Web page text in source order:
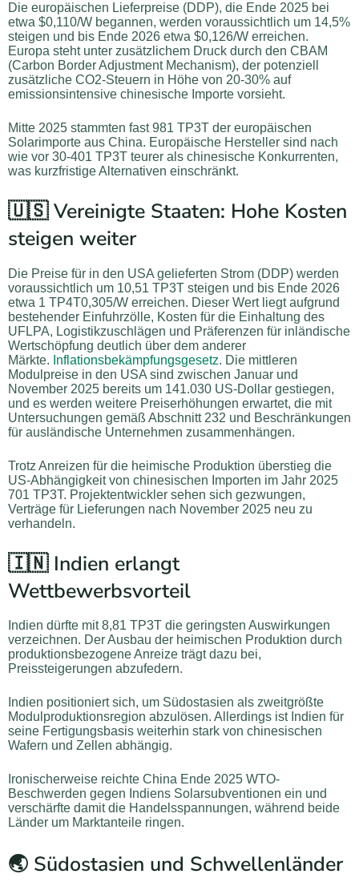
Die europäischen Lieferpreise (DDP), die Ende 2025 bei
etwa $0,110/W begannen, werden voraussichtlich um 14,5%
steigen und bis Ende 2026 etwa $0,126/W erreichen.
Europa steht unter zusätzlichem Druck durch den CBAM
(Carbon Border Adjustment Mechanism), der potenziell
zusätzliche CO2-Steuern in Höhe von 20-30% auf
emissionsintensive chinesische Importe vorsieht.
Mitte 2025 stammten fast 981 TP3T der europäischen
Solarimporte aus China. Europäische Hersteller sind nach
wie vor 30-401 TP3T teurer als chinesische Konkurrenten,
was kurzfristige Alternativen einschränkt.
🇺🇸 Vereinigte Staaten: Hohe Kosten
steigen weiter
Die Preise für in den USA gelieferten Strom (DDP) werden
voraussichtlich um 10,51 TP3T steigen und bis Ende 2026
etwa 1 TP4T0,305/W erreichen. Dieser Wert liegt aufgrund
bestehender Einfuhrzölle, Kosten für die Einhaltung des
UFLPA, Logistikzuschlägen und Präferenzen für inländische
Wertschöpfung deutlich über dem anderer
Märkte. Inflationsbekämpfungsgesetz. Die mittleren
Modulpreise in den USA sind zwischen Januar und
November 2025 bereits um 141.030 US-Dollar gestiegen,
und es werden weitere Preiserhöhungen erwartet, die mit
Untersuchungen gemäß Abschnitt 232 und Beschränkungen
für ausländische Unternehmen zusammenhängen.
Trotz Anreizen für die heimische Produktion überstieg die
US-Abhängigkeit von chinesischen Importen im Jahr 2025
701 TP3T. Projektentwickler sehen sich gezwungen,
Verträge für Lieferungen nach November 2025 neu zu
verhandeln.
🇮🇳 Indien erlangt
Wettbewerbsvorteil
Indien dürfte mit 8,81 TP3T die geringsten Auswirkungen
verzeichnen. Der Ausbau der heimischen Produktion durch
produktionsbezogene Anreize trägt dazu bei,
Preissteigerungen abzufedern.
Indien positioniert sich, um Südostasien als zweitgrößte
Modulproduktionsregion abzulösen. Allerdings ist Indien für
seine Fertigungsbasis weiterhin stark von chinesischen
Wafern und Zellen abhängig.
Ironischerweise reichte China Ende 2025 WTO-
Beschwerden gegen Indiens Solarsubventionen ein und
verschärfte damit die Handelsspannungen, während beide
Länder um Marktanteile ringen.
🌏 Südostasien und Schwellenländer